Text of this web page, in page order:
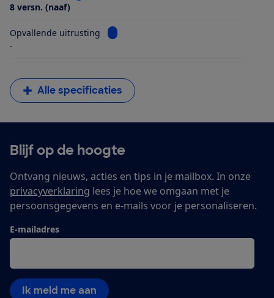
8 versn. (naaf)
Opvallende uitrusting
Bekijk informatie voor Opvallende
-
Alle specificaties
Blijf op de hoogte
Ontvang nieuws, acties en tips in je mailbox. In onze
privacyverklaring lees je hoe we omgaan met je
persoonsgegevens en e-mails voor je personaliseren.
E-mailadres
Ik meld me aan